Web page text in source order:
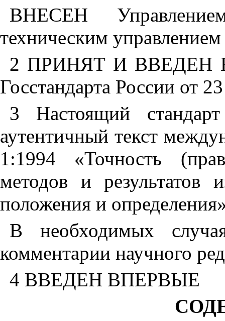
ВНЕСЕН
техническим
2 ПРИНЯТ И ВВЕДЕН В
Госстандарта России от
3 Настоящий
аутентичный текст
1:1994 «Точность
методов и результатов
положения и
В необходимых
комментарии научного
4 ВВЕДЕН ВПЕРВЫЕ